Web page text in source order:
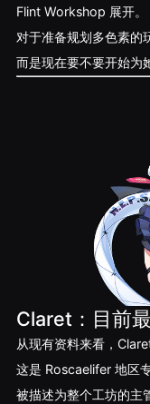
Flint Workshop 展开。
对于准备规划多色素的
而是现在要不要开始为
Claret：目前
从现有资料来看，
这是 Roscaelifer 地区
被描述为整个工坊的主